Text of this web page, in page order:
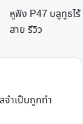
หูฟัง P47 บลูทูธไร้
สาย รีวิว
จำเป็นถูกทำ